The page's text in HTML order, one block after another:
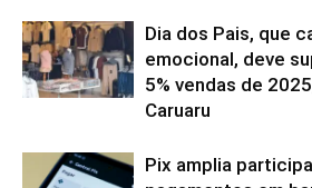
Dia dos Pais, que
emocional, deve
5% vendas de
Caruaru
Pix amplia